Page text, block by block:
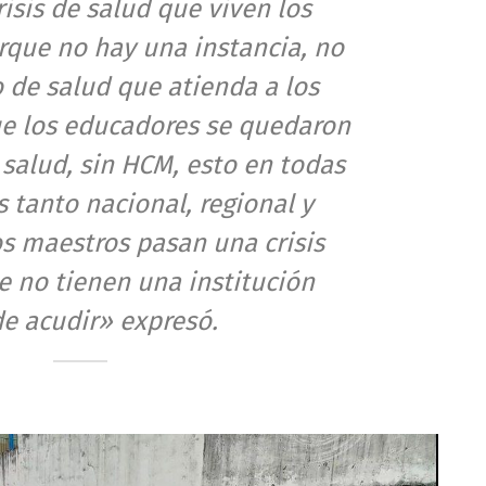
de salud que viven los
no hay una instancia, no
de salud que atienda a los
los educadores se quedaron
sin HCM, esto en todas
tanto nacional, regional y
maestros pasan una crisis
no tienen una institución
acudir» expresó.